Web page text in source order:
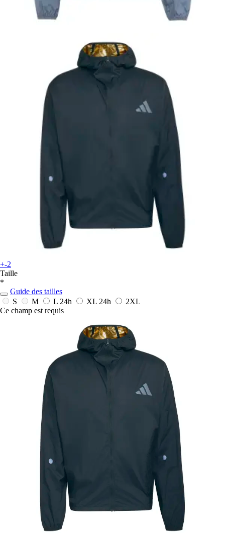
+-2
Taille
*
Guide des tailles
S
M L 24h XL 24h
2XL
Ce champ est requis